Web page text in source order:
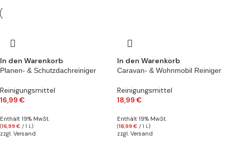
In den Warenkorb
Planen- & Schutzdachreiniger
Reinigungsmittel
16,99 €
Enthält 19% MwSt.
(16,99 € / 1 L)
zzgl. Versand
In den Warenkorb
Caravan- & Wohnmobil Reiniger
Reinigungsmittel
18,99 €
Enthält 19% MwSt.
(18,99 € / 1 L)
zzgl. Versand